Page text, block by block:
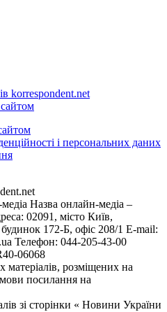
korrespondent.net
і персональних даних
Назва онлайн-медіа –
02091, місто Київ,
172-Б, офіс 208/1 E-mail:
Телефон: 044-205-43-00
06068
матеріалів, розміщених на
посилання на
зі сторінки « Новини України